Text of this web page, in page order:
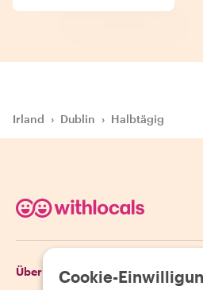
Irland › Dublin › Halbtägig
Über Withlocals
Cookie-